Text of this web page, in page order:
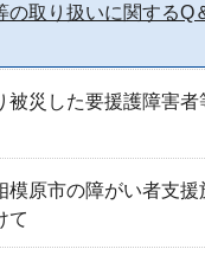
の取り扱いに関するQ
被災した要援護障害者
模原市の障がい者支援
て